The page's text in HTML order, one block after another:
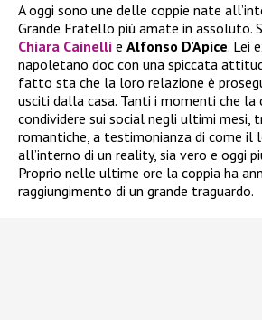
A oggi sono une delle coppie nate
Grande Fratello più amate in assoluto.
Chiara Cainelli e Alfonso D’Apice. Lei
napoletano doc con una spiccata
fatto sta che la loro relazione è
usciti dalla casa. Tanti i momenti che
condividere sui social negli ultimi mesi,
romantiche, a testimonianza di come il
all’interno di un reality, sia vero e oggi
Proprio nelle ultime ore la coppia ha
raggiungimento di un grande traguardo.